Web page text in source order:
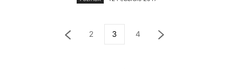
2 3 4